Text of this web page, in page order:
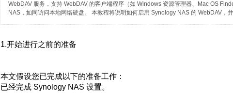
WebDAV 服务，支持 WebDAV 的客户端程序（如 Windows 资源管理器、Mac OS
NAS，如同访问本地网络硬盘。 本教程将说明如何启用 Synology NAS 的 WebDAV，
1.开始进行之前的准备
本文假设您已完成以下的准备工作：
已经完成 Synology NAS 设置。